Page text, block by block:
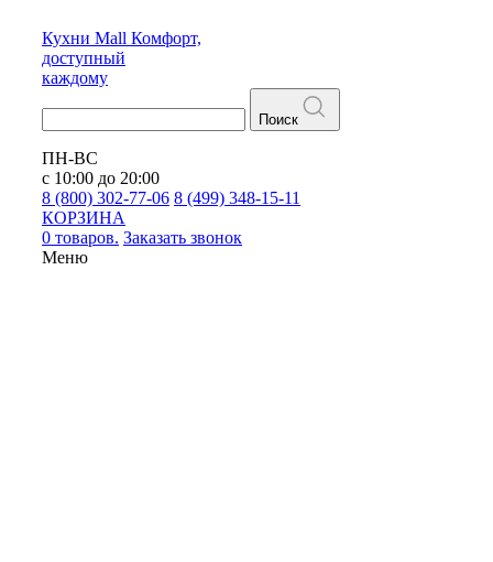
Кухни Mall Комфорт,
доступный
каждому
Поиск
ПН-ВС
с 10:00 до 20:00
8 (800) 302-77-06 8 (499) 348-15-11
КОРЗИНА
0 товаров. Заказать звонок
Меню